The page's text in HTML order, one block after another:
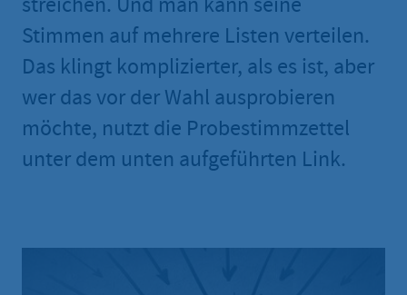
Stimmen auf mehrere Listen verteilen.
Das klingt komplizierter, als es ist, aber
wer das vor der Wahl ausprobieren
möchte, nutzt die Probestimmzettel
unter dem unten aufgeführten Link.